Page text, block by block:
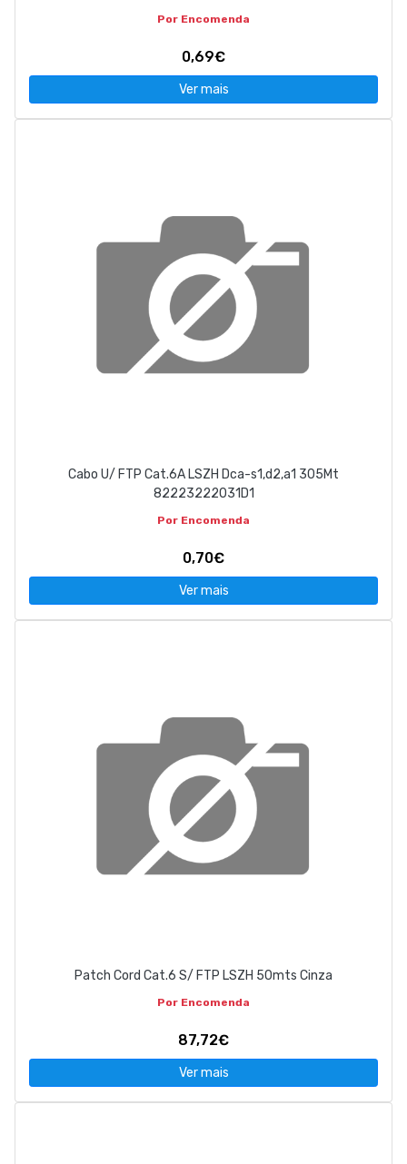
Por Encomenda
0,69€
Ver mais
Cabo U/ FTP Cat.6A LSZH Dca-s1,d2,a1 305Mt
82223222031D1
Por Encomenda
0,70€
Ver mais
Patch Cord Cat.6 S/ FTP LSZH 50mts Cinza
Por Encomenda
87,72€
Ver mais